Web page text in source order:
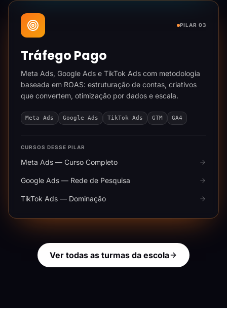
PILAR 03
Tráfego Pago
Meta Ads, Google Ads e TikTok Ads com metodologia
baseada em ROAS: estruturação de contas, criativos
que convertem, otimização por dados e escala.
Meta Ads Google Ads TikTok Ads GTM GA4
CURSOS DESSE PILAR
Meta Ads — Curso Completo
Google Ads — Rede de Pesquisa
TikTok Ads — Dominação
Ver todas as turmas da escola